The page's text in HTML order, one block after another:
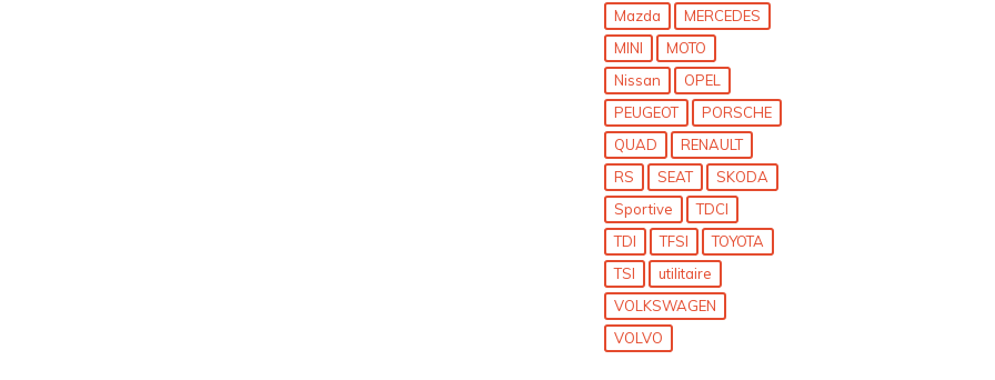
Mazda
MERCEDES
MINI
MOTO
Nissan
OPEL
PEUGEOT
PORSCHE
QUAD
RENAULT
RS
SEAT
SKODA
Sportive
TDCI
TDI
TFSI
TOYOTA
TSI
utilitaire
VOLKSWAGEN
VOLVO